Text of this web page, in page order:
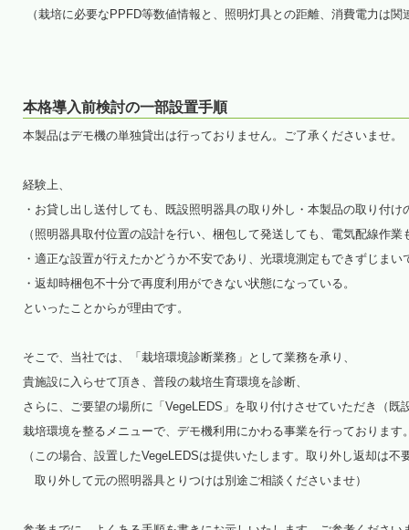
（栽培に必要なPPFD等数値情報と、照明灯具との距離、消費電力は
本格導入前検討の一部設置手順
本製品はデモ機の単独貸出は行っておりません。ご了承くださいませ。
経験上、
・お貸し出し送付しても、既設照明器具の取り外し・本製品の取り付
（照明器具取付位置の設計を行い、梱包して発送しても、電気配線作
・適正な設置が行えたかどうか不安であり、光環境測定もできずじま
・返却時梱包不十分で再度利用ができない状態になっている。
といったことからが理由です。
そこで、当社では、「栽培環境診断業務」として業務を承り、
貴施設に入らせて頂き、普段の栽培生育環境を診断、
さらに、ご要望の場所に「VegeLEDS」を取り付けさせていただき（既
栽培環境を整るメニューで、デモ機利用にかわる事業を行っております
（この場合、設置したVegeLEDSは提供いたします。取り外し返却は不
取り外して元の照明器具とりつけは別途ご相談くださいませ）